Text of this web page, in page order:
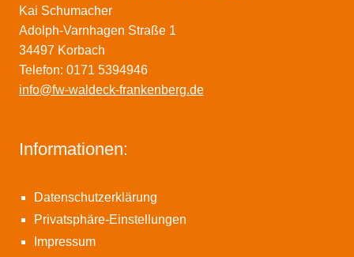
Kai Schumacher
Adolph-Varnhagen Straße 1
34497 Korbach
Telefon: 0171 5394946
info@fw-waldeck-frankenberg.de
Informationen:
Datenschutzerklärung
Privatsphäre-Einstellungen
Impressum